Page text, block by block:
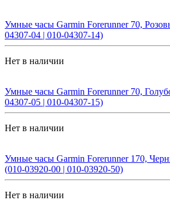
Умные часы Garmin Forerunner 70,
04307-04 | 010-04307-14)
Нет в наличии
Умные часы Garmin Forerunner 70,
04307-05 | 010-04307-15)
Нет в наличии
Умные часы Garmin Forerunner 170,
(010-03920-00 | 010-03920-50)
Нет в наличии